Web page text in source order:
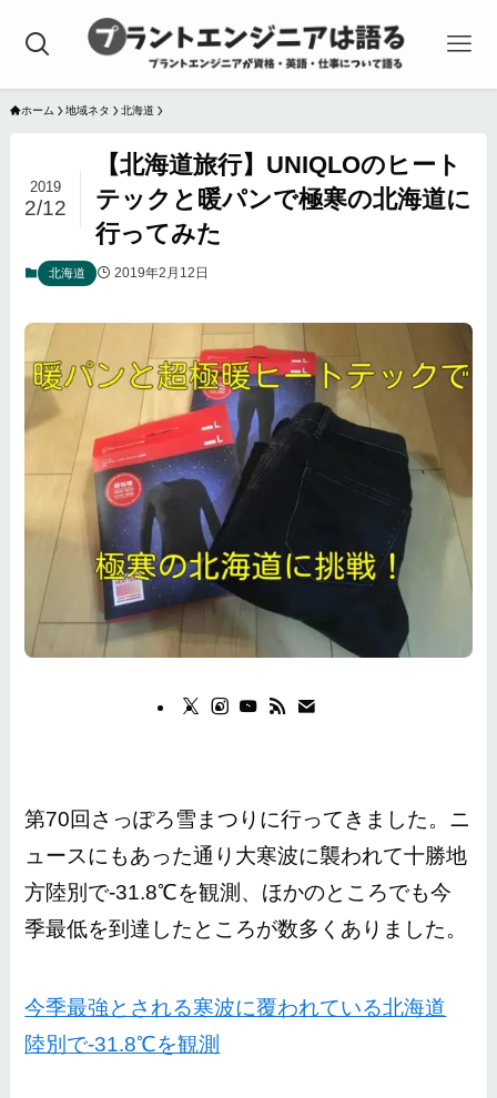
ホーム 地域ネタ 北海道
【北海道旅行】UNIQLOのヒート
テックと暖パンで極寒の北海道に
行ってみた
2019
2/12
北海道 2019年2月12日
第70回さっぽろ雪まつりに行ってきました。ニ
ュースにもあった通り大寒波に襲われて十勝地
方陸別で-31.8℃を観測、ほかのところでも今
季最低を到達したところが数多くありました。
今季最強とされる寒波に覆われている北海道
陸別で-31.8℃を観測